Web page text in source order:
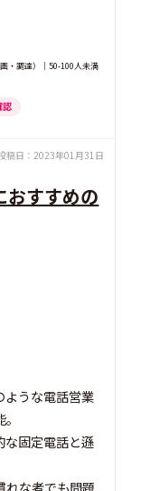
・調達）｜50-100人未満
認
稿日： 2023年01月31日
おすすめの
ような電話営業
な固定電話と遜
れな者でも問題